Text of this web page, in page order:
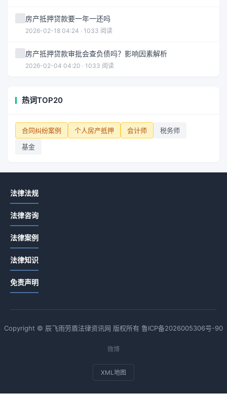
房产抵押贷款要一年一还吗
2026-02-18 04:24 · 1033 阅读
房产抵押贷款审批会查负债吗？影响因素解析
2026-02-04 04:20 · 1033 阅读
热词TOP20
合同纠纷案例 个人房产抵押 会计师
税务师
基金
法律法规
法律咨询
法律案例
法律知识
免责声明
Copyright © 辰飞雨劳盾法律资讯网 版权所有 鲁ICP备2026005306号-90
微博
XML地图